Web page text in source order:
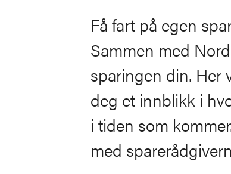
Få fart på egen
Sammen med
sparingen din. Her
deg et innblikk i
i tiden som
med